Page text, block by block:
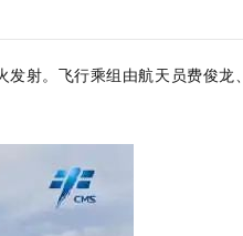
射。 飞行乘组由航天员费俊龙